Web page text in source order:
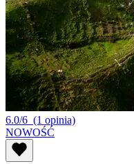
6.0/6 (1 opinia)
NOWOŚĆ